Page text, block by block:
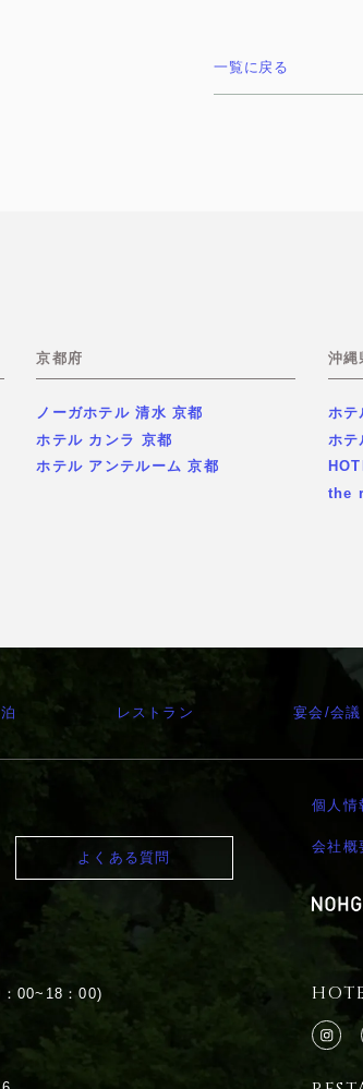
一覧に戻る
京都府
ノーガホテル 清水 京都
ホテル カンラ 京都
ホテル アンテルーム 京都
沖縄
ホテ
ホ
the
レストラン 宴会/会議
よくある質問
00~18：00)
個人情
会社概